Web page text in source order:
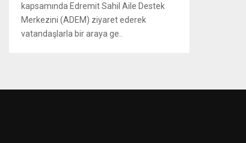
kapsamında Edremit Sahil Aile Destek
Merkezini (ADEM) ziyaret ederek
vatandaşlarla bir araya ge..